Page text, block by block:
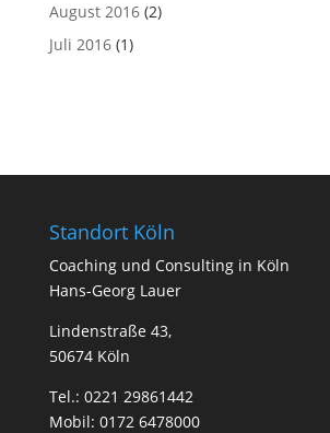
August 2016(2)
Juli 2016(1)
Standort Köln
Coa­ching und Con­sul­ting in Köln
Hans-Georg Lauer
Lindenstraße 43,
50674 Köln
Tel.: 0221 29861442
Mobil: 0172 6478000